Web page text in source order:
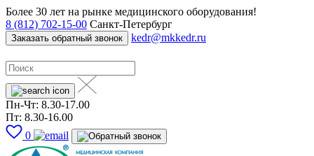
Более 30 лет на рынке медицинского оборудования!
8 (812) 702-15-00 Санкт-Петербург
Заказать обратный звонок kedr@mkkedr.ru
Пн-Чт: 8.30-17.00
Пт: 8.30-16.00
0